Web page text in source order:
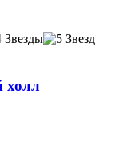
холл